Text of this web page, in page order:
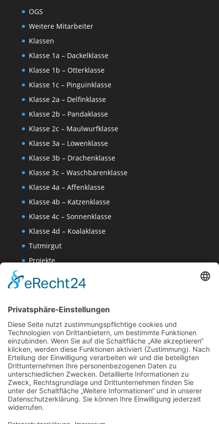
OGS
Weitere Mitarbeiter
Klassen
Klasse 1a – Dackelklasse
Klasse 1b – Otterklasse
Klasse 1c – Pinguinklasse
Klasse 2a – Delfinklasse
Klasse 2b – Pandaklasse
Klasse 2c – Maulwurfklasse
Klasse 3a – Löwenklasse
Klasse 3b – Drachenklasse
Klasse 3c – Waschbärenklasse
Klasse 4a – Affenklasse
Klasse 4b – Katzenklasse
Klasse 4c – Sonnenklasse
Klasse 4d – Koalaklasse
Tutmirgut
Projekte
Wissenschaften-AG
Datenschutzerklärung
Website Administration